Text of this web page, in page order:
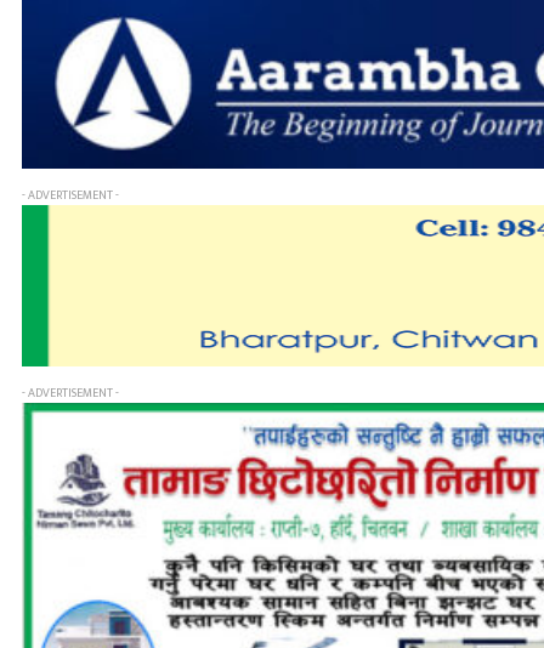
- ADVERTISEMENT -
- ADVERTISEMENT -